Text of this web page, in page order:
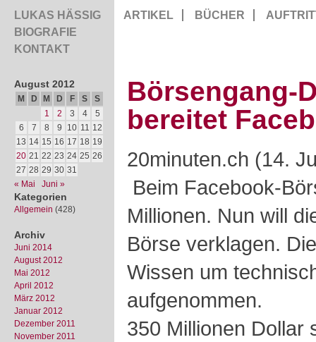
LUKAS HÄSSIG
BIOGRAFIE
KONTAKT
ARTIKEL BÜCHER
August 2012
M D M D F S
S
1
2 3 4
5
6
7 8 9 10 11 12
13 14 15 16 17 18 19
20 21 22 23 24 25 26
27 28 29 30 31
« Mai
Juni »
Kategorien
Allgemein (428)
Archiv
Juni 2014
August 2012
Mai 2012
April 2012
März 2012
Januar 2012
Dezember 2011
November 2011
Börsengang-
bereitet
20minuten.ch (14.
Beim Facebook-
Millionen. Nun will
Börse verklagen.
Wissen um
aufgenommen.
350 Millionen Dollar